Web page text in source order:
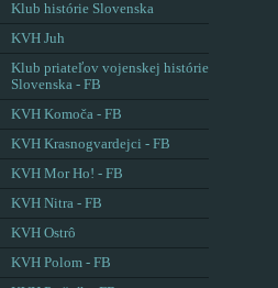
Klub histórie Slovenska
KVH Juh
Klub priateľov vojenskej histórie
Slovenska - FB
KVH Komoča - FB
KVH Krasnogvardejci - FB
KVH Mor Ho! - FB
KVH Nitra - FB
KVH Ostrô
KVH Polom - FB